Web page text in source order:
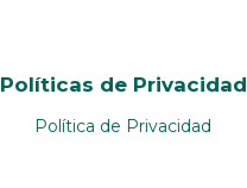
Políticas de Privacidad
Política de Privacidad